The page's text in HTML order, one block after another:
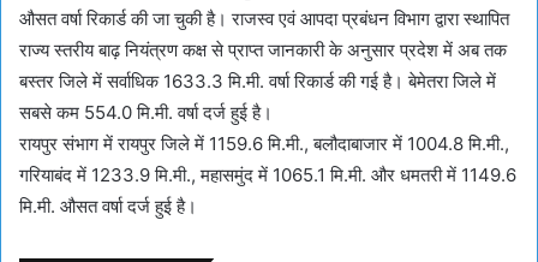
औसत वर्षा रिकार्ड की जा चुकी है। राजस्व एवं आपदा प्रबंधन विभाग द्वारा स्थापित
राज्य स्तरीय बाढ़ नियंत्रण कक्ष से प्राप्त जानकारी के अनुसार प्रदेश में अब तक
बस्तर जिले में सर्वाधिक 1633.3 मि.मी. वर्षा रिकार्ड की गई है। बेमेतरा जिले में
सबसे कम 554.0 मि.मी. वर्षा दर्ज हुई है।
रायपुर संभाग में रायपुर जिले में 1159.6 मि.मी., बलौदाबाजार में 1004.8 मि.मी.,
गरियाबंद में 1233.9 मि.मी., महासमुंद में 1065.1 मि.मी. और धमतरी में 1149.6
मि.मी. औसत वर्षा दर्ज हुई है।